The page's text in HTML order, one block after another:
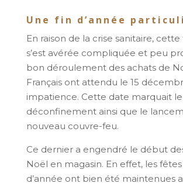
Une fin d’année
En raison de la crise sanitaire, cette
s’est avérée compliquée et peu
bon déroulement des achats de
Français ont attendu le 15
impatience. Cette date marquait
déconfinement ainsi que le
nouveau couvre-feu.
Ce dernier a engendré le début
Noël en magasin. En effet, les
d’année ont bien été maintenues